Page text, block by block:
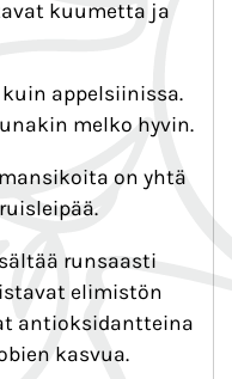
kuumetta ja
appelsiinissa.
melko hyvin.
on yhtä
runsaasti
elimistön
antioksidantteina
kasvua.